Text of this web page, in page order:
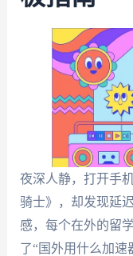
夜深人静，打开手
骑士》，却发现延
感，每个在外的留
了“国外用什么加速